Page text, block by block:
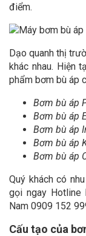
điểm.
Dạo quanh thị
khác nhau. Hiện
phẩm bơm bù áp
Bơm bù áp
Bơm bù áp
Bơm bù áp
Bơm bù áp
Bơm bù áp
Quý khách có
gọi ngay
Nam 0909 152
Cấu tạo của